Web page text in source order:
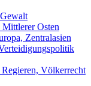
Osten
Zentralasien
Völkerrecht